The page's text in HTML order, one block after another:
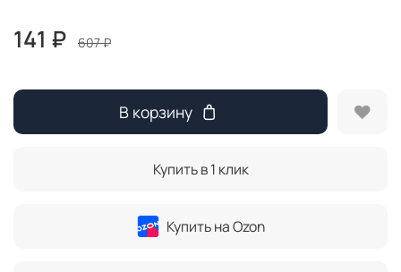
141 ₽ 607 ₽
В корзину
Купить в 1 клик
Купить на Ozon